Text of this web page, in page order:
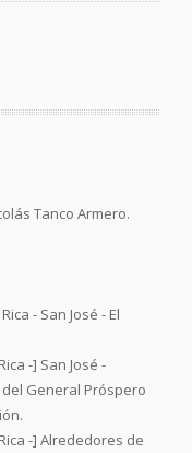
Tanco Armero.
- San José - El
-] San José -
General Próspero
-] Alrededores de